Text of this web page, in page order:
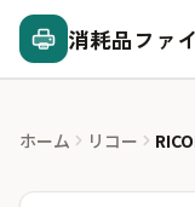
消耗品ファ
ホーム リコー